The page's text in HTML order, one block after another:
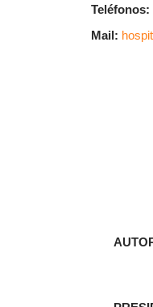
Teléfonos:
Mail: